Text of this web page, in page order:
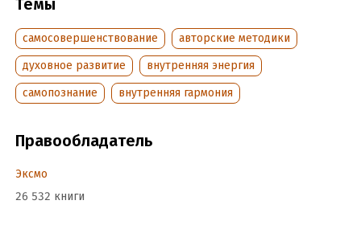
Темы
самосовершенствование
авторские методики
духовное развитие
внутренняя энергия
самопознание
внутренняя гармония
Правообладатель
Эксмо
26 532 книги